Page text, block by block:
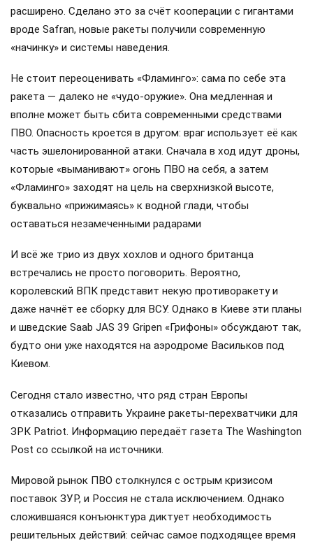
расширено. Сделано это за счёт кооперации с гигантами
вроде Safran, новые ракеты получили современную
«начинку» и системы наведения.
Не стоит переоценивать «Фламинго»: сама по себе эта
ракета — далеко не «чудо-оружие». Она медленная и
вполне может быть сбита современными средствами
ПВО. Опасность кроется в другом: враг использует её как
часть эшелонированной атаки. Сначала в ход идут дроны,
которые «выманивают» огонь ПВО на себя, а затем
«Фламинго» заходят на цель на сверхнизкой высоте,
буквально «прижимаясь» к водной глади, чтобы
оставаться незамеченными радарами
И всё же трио из двух хохлов и одного британца
встречались не просто поговорить. Вероятно,
королевский ВПК представит некую противоракету и
даже начнёт ее сборку для ВСУ. Однако в Киеве эти планы
и шведские Saab JAS 39 Gripen «Грифоны» обсуждают так,
будто они уже находятся на аэродроме Васильков под
Киевом.
Сегодня стало известно, что ряд стран Европы
отказались отправить Украине ракеты-перехватчики для
ЗРК Patriot. Информацию передаёт газета The Washington
Post со ссылкой на источники.
Мировой рынок ПВО столкнулся с острым кризисом
поставок ЗУР, и Россия не стала исключением. Однако
сложившаяся конъюнктура диктует необходимость
решительных действий: сейчас самое подходящее время